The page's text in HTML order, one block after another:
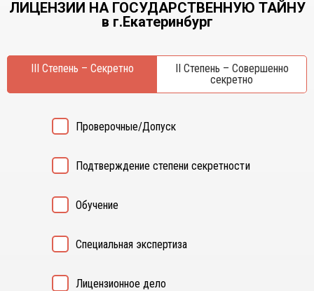
Курган
Липецк
М
Магнитогорск
Махачкала
Н
Набережные Челны
Нижний Новгород
Новокузнецк
Х
Ч
Чебоксары
ЛИЦЕНЗИИ НА ГОСУДАРСТВЕННУЮ ТАЙНУ
в г.Екатеринбург
III Степень – Секретно
II Степень – Совершенно
секретно
Проверочные/Допуск
Подтверждение степени секретности
Обучение
Специальная экспертиза
Лицензионное дело